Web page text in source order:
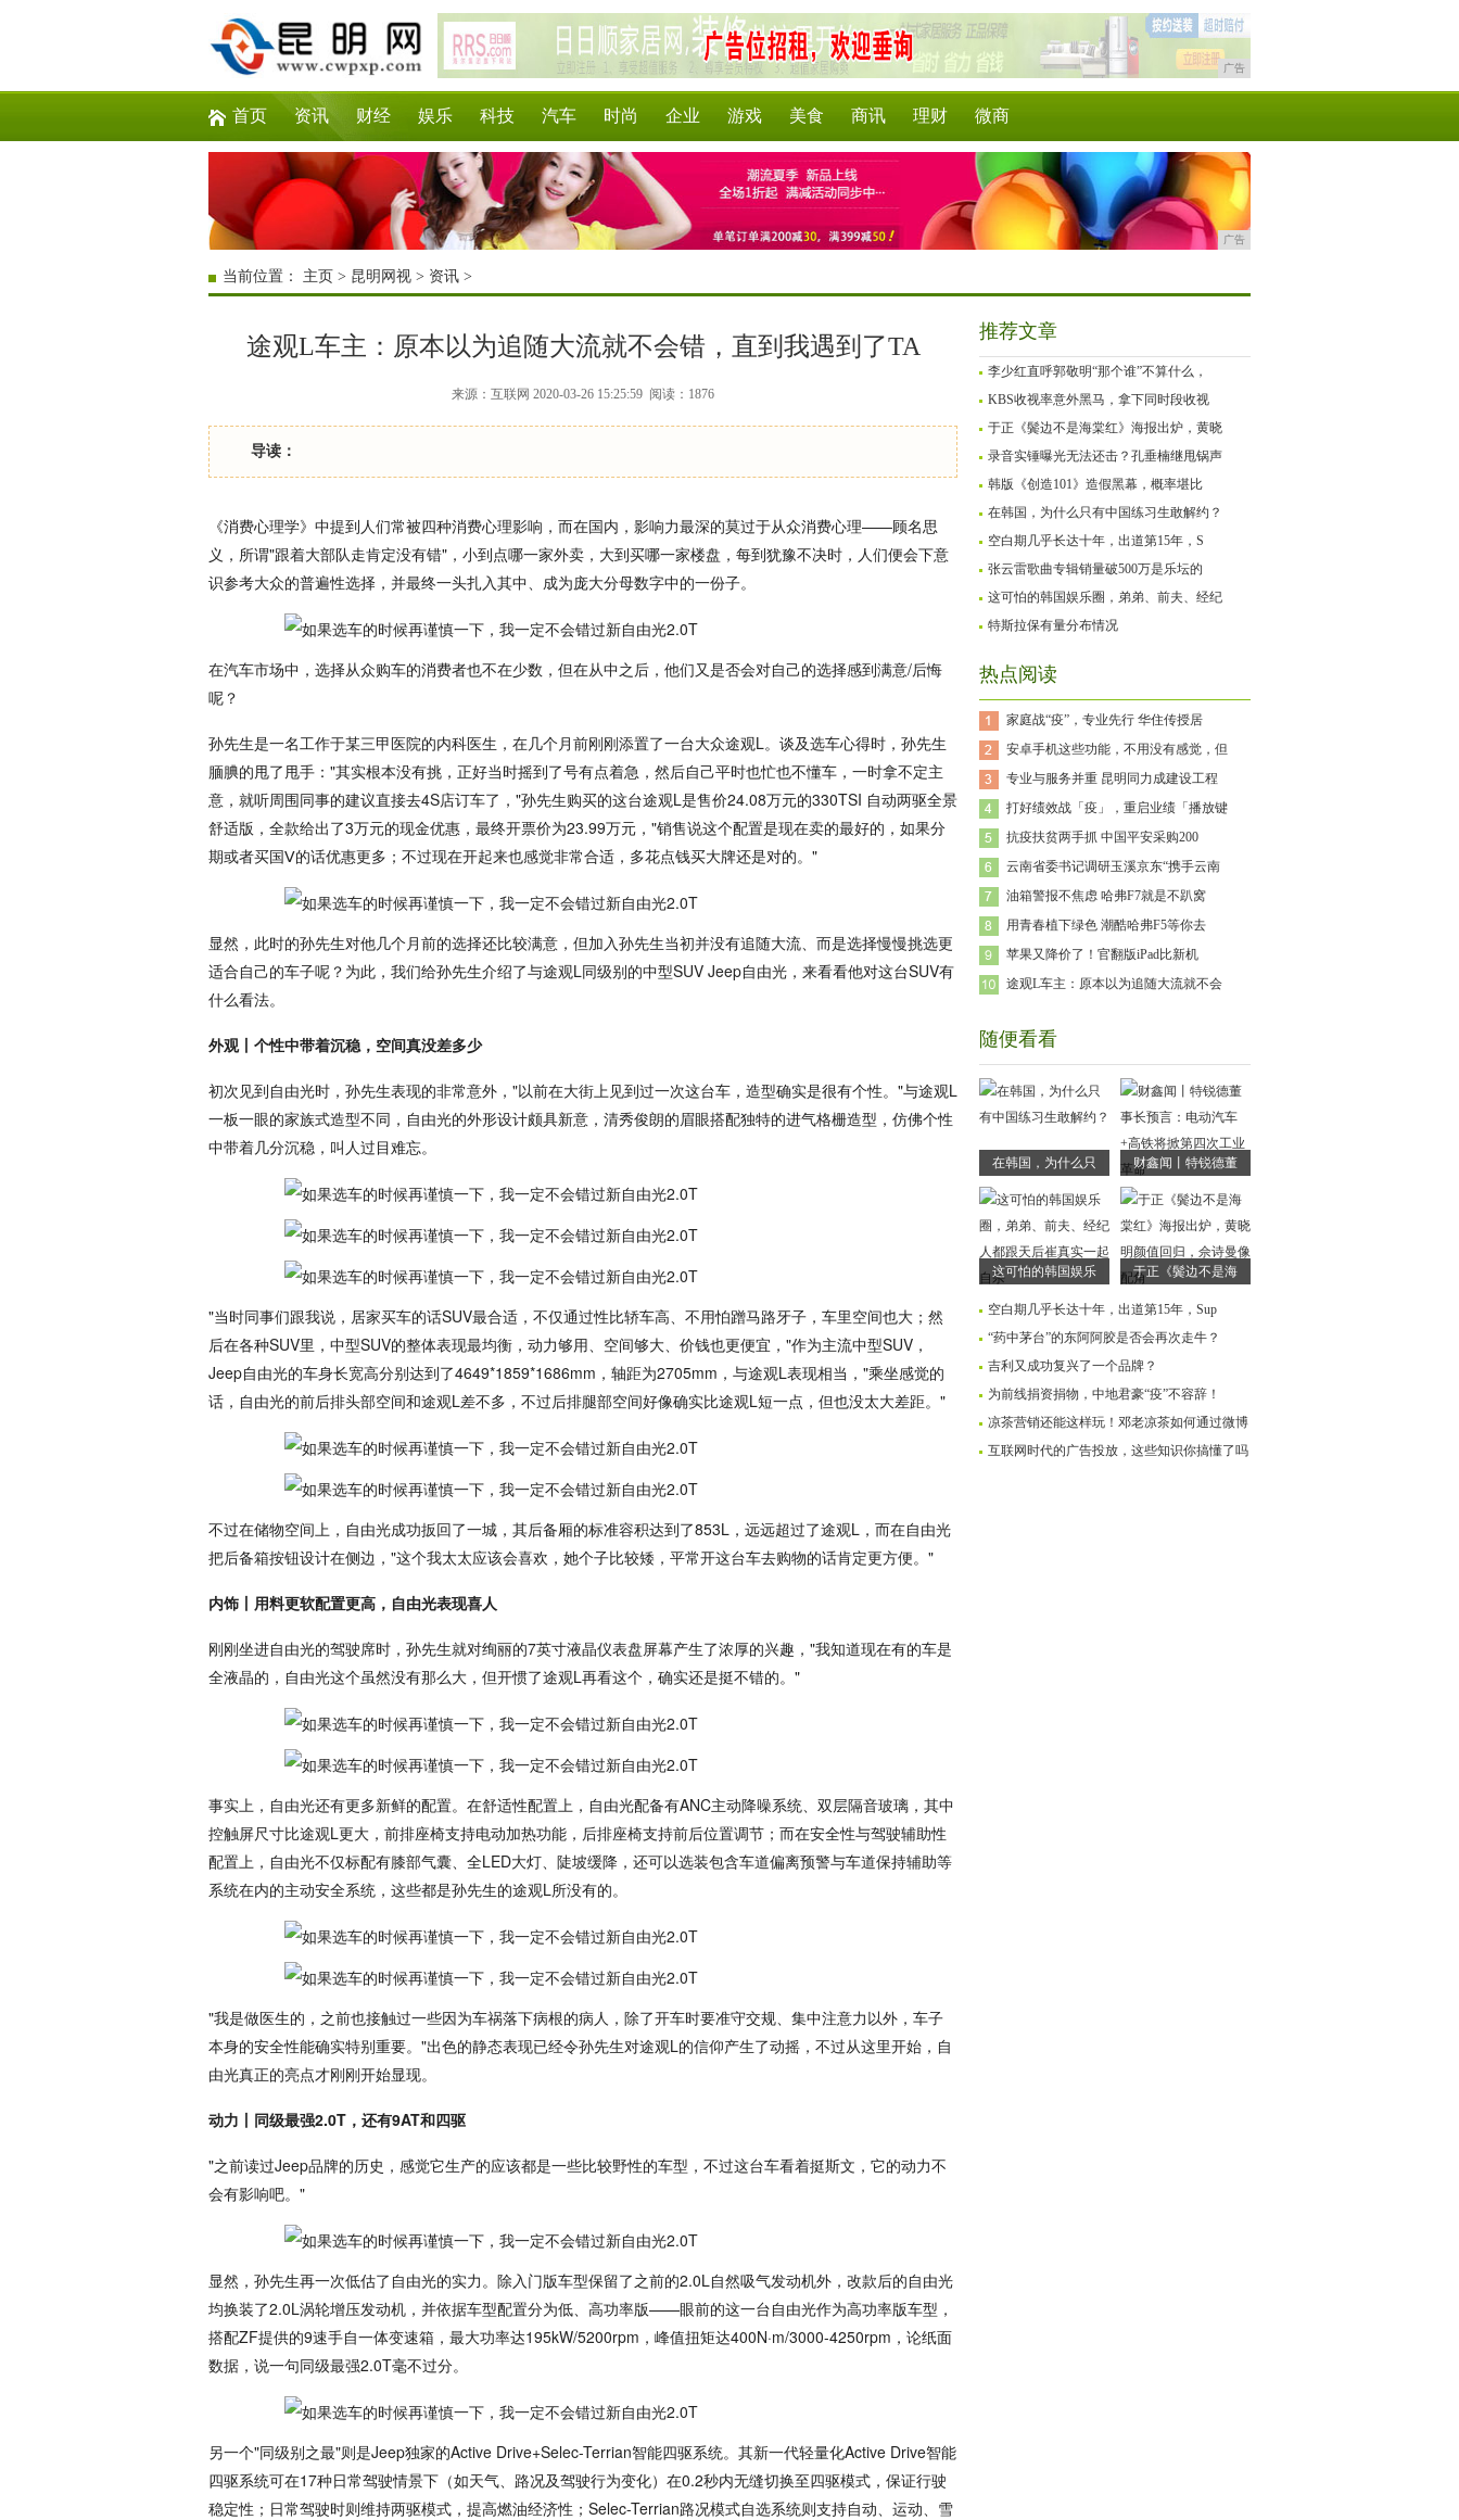
广告
首页 资讯 财经 娱乐 科技 汽车 时尚 企业 游戏 美食 商讯 理财 微商
广告
当前位置： 主页 > 昆明网视 > 资讯 >
途观L车主：原本以为追随大流就不会错，直到我遇到了TA
来源：互联网 2020-03-26 15:25:59 阅读：1876
导读：
《消费心理学》中提到人们常被四种消费心理影响，而在国内，影响力最深的莫过于从众消费心理——顾名思
义，所谓"跟着大部队走肯定没有错"，小到点哪一家外卖，大到买哪一家楼盘，每到犹豫不决时，人们便会下意
识参考大众的普遍性选择，并最终一头扎入其中、成为庞大分母数字中的一份子。
在汽车市场中，选择从众购车的消费者也不在少数，但在从中之后，他们又是否会对自己的选择感到满意/后悔
呢？
孙先生是一名工作于某三甲医院的内科医生，在几个月前刚刚添置了一台大众途观L。谈及选车心得时，孙先生
腼腆的甩了甩手："其实根本没有挑，正好当时摇到了号有点着急，然后自己平时也忙也不懂车，一时拿不定主
意，就听周围同事的建议直接去4S店订车了，"孙先生购买的这台途观L是售价24.08万元的330TSI 自动两驱全景
舒适版，全款给出了3万元的现金优惠，最终开票价为23.99万元，"销售说这个配置是现在卖的最好的，如果分
期或者买国Ⅴ的话优惠更多；不过现在开起来也感觉非常合适，多花点钱买大牌还是对的。"
显然，此时的孙先生对他几个月前的选择还比较满意，但加入孙先生当初并没有追随大流、而是选择慢慢挑选更
适合自己的车子呢？为此，我们给孙先生介绍了与途观L同级别的中型SUV Jeep自由光，来看看他对这台SUV有
什么看法。
外观丨个性中带着沉稳，空间真没差多少
初次见到自由光时，孙先生表现的非常意外，"以前在大街上见到过一次这台车，造型确实是很有个性。"与途观L
一板一眼的家族式造型不同，自由光的外形设计颇具新意，清秀俊朗的眉眼搭配独特的进气格栅造型，仿佛个性
中带着几分沉稳，叫人过目难忘。
"当时同事们跟我说，居家买车的话SUV最合适，不仅通过性比轿车高、不用怕蹭马路牙子，车里空间也大；然
后在各种SUV里，中型SUV的整体表现最均衡，动力够用、空间够大、价钱也更便宜，"作为主流中型SUV，
Jeep自由光的车身长宽高分别达到了4649*1859*1686mm，轴距为2705mm，与途观L表现相当，"乘坐感觉的
话，自由光的前后排头部空间和途观L差不多，不过后排腿部空间好像确实比途观L短一点，但也没太大差距。"
不过在储物空间上，自由光成功扳回了一城，其后备厢的标准容积达到了853L，远远超过了途观L，而在自由光
把后备箱按钮设计在侧边，"这个我太太应该会喜欢，她个子比较矮，平常开这台车去购物的话肯定更方便。"
内饰丨用料更软配置更高，自由光表现喜人
刚刚坐进自由光的驾驶席时，孙先生就对绚丽的7英寸液晶仪表盘屏幕产生了浓厚的兴趣，"我知道现在有的车是
全液晶的，自由光这个虽然没有那么大，但开惯了途观L再看这个，确实还是挺不错的。"
事实上，自由光还有更多新鲜的配置。在舒适性配置上，自由光配备有ANC主动降噪系统、双层隔音玻璃，其中
控触屏尺寸比途观L更大，前排座椅支持电动加热功能，后排座椅支持前后位置调节；而在安全性与驾驶辅助性
配置上，自由光不仅标配有膝部气囊、全LED大灯、陡坡缓降，还可以选装包含车道偏离预警与车道保持辅助等
系统在内的主动安全系统，这些都是孙先生的途观L所没有的。
"我是做医生的，之前也接触过一些因为车祸落下病根的病人，除了开车时要准守交规、集中注意力以外，车子
本身的安全性能确实特别重要。"出色的静态表现已经令孙先生对途观L的信仰产生了动摇，不过从这里开始，自
由光真正的亮点才刚刚开始显现。
动力丨同级最强2.0T，还有9AT和四驱
"之前读过Jeep品牌的历史，感觉它生产的应该都是一些比较野性的车型，不过这台车看着挺斯文，它的动力不
会有影响吧。"
显然，孙先生再一次低估了自由光的实力。除入门版车型保留了之前的2.0L自然吸气发动机外，改款后的自由光
均换装了2.0L涡轮增压发动机，并依据车型配置分为低、高功率版——眼前的这一台自由光作为高功率版车型，
搭配ZF提供的9速手自一体变速箱，最大功率达195kW/5200rpm，峰值扭矩达400N·m/3000-4250rpm，论纸面
数据，说一句同级最强2.0T毫不过分。
另一个"同级别之最"则是Jeep独家的Active Drive+Selec-Terrian智能四驱系统。其新一代轻量化Active Drive智能
四驱系统可在17种日常驾驶情景下（如天气、路况及驾驶行为变化）在0.2秒内无缝切换至四驱模式，保证行驶
稳定性；日常驾驶时则维持两驱模式，提高燃油经济性；Selec-Terrian路况模式自选系统则支持自动、运动、雪
推荐文章
李少红直呼郭敬明“那个谁”不算什么，
KBS收视率意外黑马，拿下同时段收视
于正《鬓边不是海棠红》海报出炉，黄晓
录音实锤曝光无法还击？孔垂楠继甩锅声
韩版《创造101》造假黑幕，概率堪比
在韩国，为什么只有中国练习生敢解约？
空白期几乎长达十年，出道第15年，S
张云雷歌曲专辑销量破500万是乐坛的
这可怕的韩国娱乐圈，弟弟、前夫、经纪
特斯拉保有量分布情况
热点阅读
家庭战“疫”，专业先行 华住传授居
安卓手机这些功能，不用没有感觉，但
专业与服务并重 昆明同力成建设工程
打好绩效战「疫」，重启业绩「播放键
抗疫扶贫两手抓 中国平安采购200
云南省委书记调研玉溪京东“携手云南
油箱警报不焦虑 哈弗F7就是不趴窝
用青春植下绿色 潮酷哈弗F5等你去
苹果又降价了！官翻版iPad比新机
途观L车主：原本以为追随大流就不会
随便看看
在韩国，为什么只 财鑫闻丨特锐德董
这可怕的韩国娱乐 于正《鬓边不是海
空白期几乎长达十年，出道第15年，Sup
“药中茅台”的东阿阿胶是否会再次走牛？
吉利又成功复兴了一个品牌？
为前线捐资捐物，中地君豪“疫”不容辞！
凉茶营销还能这样玩！邓老凉茶如何通过微博
互联网时代的广告投放，这些知识你搞懂了吗